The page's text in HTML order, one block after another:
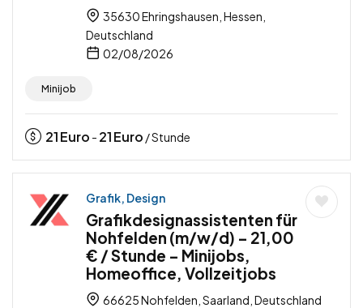
35630 Ehringshausen, Hessen,
Deutschland
02/08/2026
Minijob
21Euro - 21Euro / Stunde
Grafik, Design
Grafikdesignassistenten für
Nohfelden (m/w/d) – 21,00
€ / Stunde – Minijobs,
Homeoffice, Vollzeitjobs
66625 Nohfelden, Saarland, Deutschland